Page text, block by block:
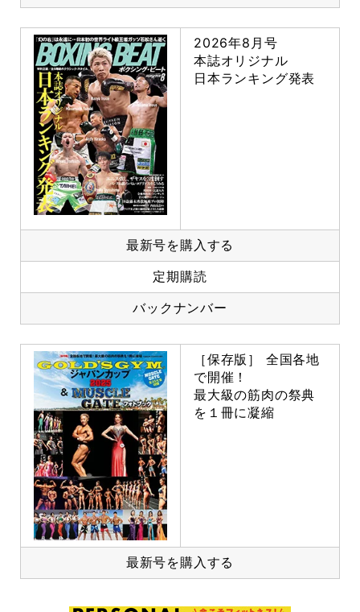
2026年8月号
本誌オリジナル
日本ランキング発表
最新号を購入する
定期購読
バックナンバー
［保存版］ 全国各地
で開催！
最大級の筋肉の祭典
を１冊に凝縮
最新号を購入する